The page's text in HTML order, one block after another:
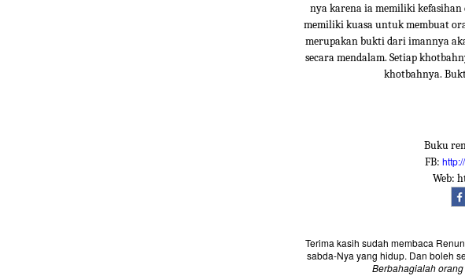
nya karena ia memiliki
memiliki kuasa untuk membuat
merupakan bukti dari imannya
secara mendalam. Setiap
khotbahnya.
Buku
FB:
Web:
Terima kasih sudah membaca
sabda-Nya yang hidup. Dan boleh
Berbahagialah